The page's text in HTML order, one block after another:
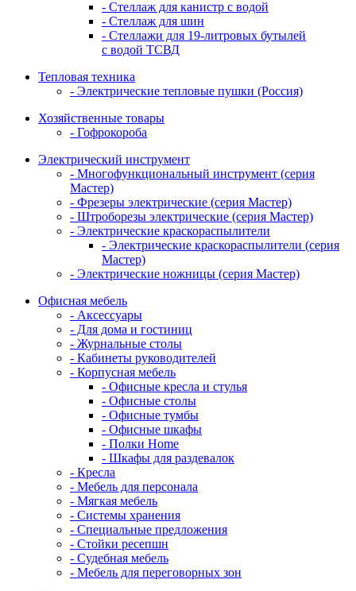
- Стеллаж для канистр с водой
- Стеллаж для шин
- Стеллажи для 19-литровых бутылей
с водой ТСВД
Тепловая техника
- Электрические тепловые пушки (Россия)
Хозяйственные товары
- Гофрокороба
Электрический инструмент
- Многофункциональный инструмент (серия
Мастер)
- Фрезеры электрические (серия Мастер)
- Штроборезы электрические (серия Мастер)
- Электрические краскораспылители
- Электрические краскораспылители (серия
Мастер)
- Электрические ножницы (серия Мастер)
Офисная мебель
- Аксессуары
- Для дома и гостиниц
- Журнальные столы
- Кабинеты руководителей
- Корпусная мебель
- Офисные кресла и стулья
- Офисные столы
- Офисные тумбы
- Офисные шкафы
- Полки Home
- Шкафы для раздевалок
- Кресла
- Мебель для персонала
- Мягкая мебель
- Системы хранения
- Специальные предложения
- Стойки ресепшн
- Судебная мебель
- Мебель для переговорных зон